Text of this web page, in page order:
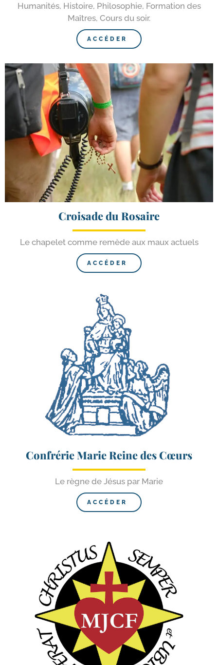
Humanités, Histoire, Philosophie, Formation des
Maîtres, Cours du soir.
ACCÉDER
Croisade du Rosaire
Le cha­pe­let comme remède aux maux actuels
ACCÉDER
Confrérie Marie Reine des Cœurs
Le règne de Jésus par Marie
ACCÉDER